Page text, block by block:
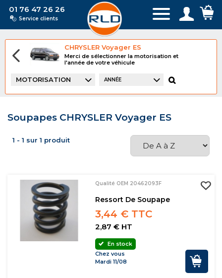
01 76 47 26 26
Service clients
CHRYSLER Voyager ES
Merci de sélectionner la motorisation et
l'année de votre véhicule
MOTORISATION ANNÉE
Soupapes CHRYSLER Voyager ES
1 - 1 sur 1 produit
Qualité OEM 20462093F
Ressort De Soupape
3,44 € TTC
2,87 € HT
En stock
Chez vous
Mardi 11/08